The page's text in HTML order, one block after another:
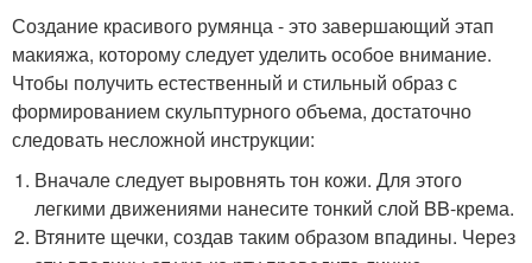
Создание красивого румянца - это завершающий этап
макияжа, которому следует уделить особое внимание.
Чтобы получить естественный и стильный образ с
формированием скульптурного объема, достаточно
следовать несложной инструкции:
Вначале следует выровнять тон кожи. Для этого
легкими движениями нанесите тонкий слой BB-крема.
Втяните щечки, создав таким образом впадины. Через